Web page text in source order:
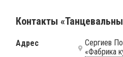
Контакты
Адрес
Сергиев
«Фабрика